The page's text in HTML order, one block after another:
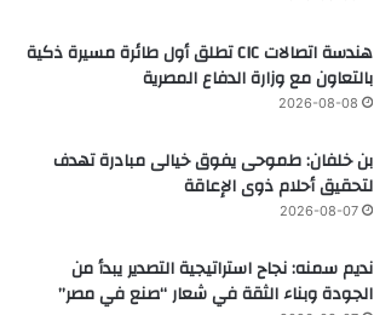
هندسة اتصالات CIC تطلق أول طائرة مسيرة ذكية
بالتعاون مع وزارة الدفاع المصرية
2026-08-08
بن خلفان: طموحى يفوق خيالى مبادرة تهدف
لتحقيق أحلام ذوى الإعاقة
2026-08-07
نديم سمنه: نجاح استراتيجية التصدير يبدأ من
الجودة وبناء الثقة في شعار “صنع في مصر”